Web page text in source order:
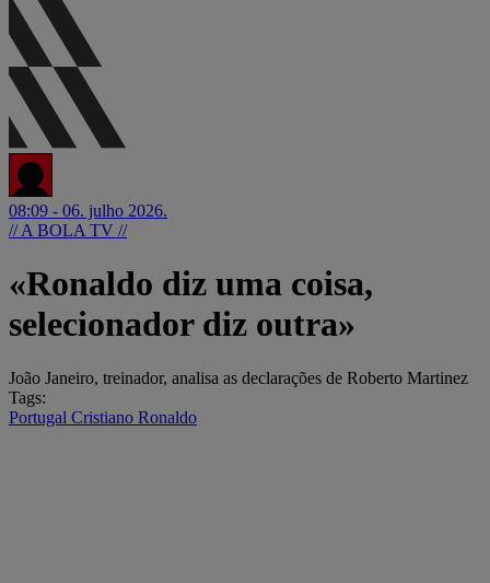
08:09 - 06. julho 2026.
// A BOLA TV //
«Ronaldo diz uma coisa,
selecionador diz outra»
João Janeiro, treinador, analisa as declarações de Roberto Martinez
Tags:
Portugal Cristiano Ronaldo